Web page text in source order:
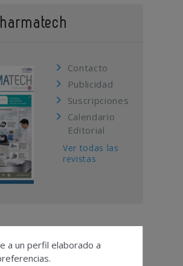
Contacto
Publicidad
Suscripciones
Calendario
Editorial
Ver todas las
revistas
a un perfil elaborado a